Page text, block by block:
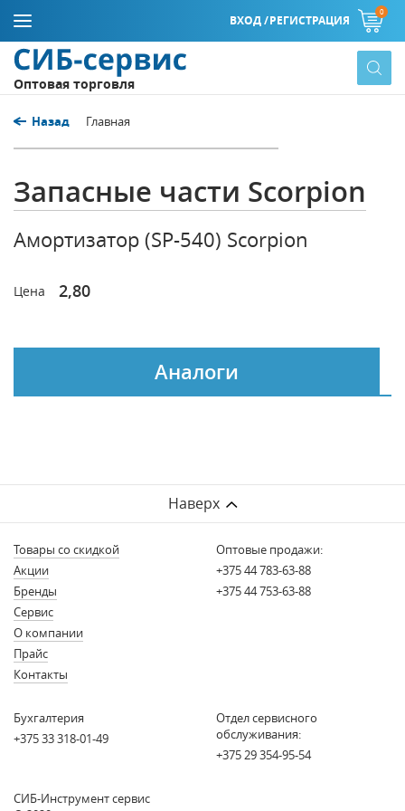
ВХОД /РЕГИСТРАЦИЯ
0
Оптовая торговля
Назад Главная
Запасные части Scorpion
Амортизатор (SP-540) Scorpion
Цена 2,80
Аналоги
Наверх
Товары со скидкой
Акции
Бренды
Сервис
О компании
Прайс
Контакты
Оптовые продажи:
+375 44 783-63-88
+375 44 753-63-88
Бухгалтерия
+375 33 318-01-49
Отдел сервисного
обслуживания:
+375 29 354-95-54
СИБ-Инструмент сервис